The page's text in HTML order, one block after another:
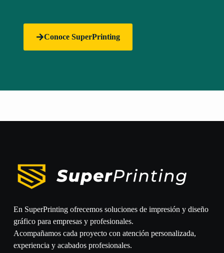
Conoce SuperPrinting
En SuperPrinting ofrecemos soluciones de impresión y diseño
gráfico para empresas y profesionales.
Acompañamos cada proyecto con atención personalizada,
experiencia y acabados profesionales.